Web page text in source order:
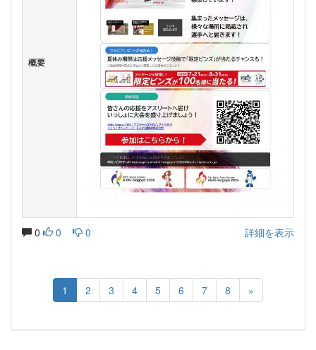
概要
0 0 0 詳細を表示
1 2 3 4 5 6 7 8 »